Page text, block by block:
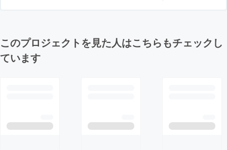
このプロジェクトを見た人はこちらもチェックし
ています